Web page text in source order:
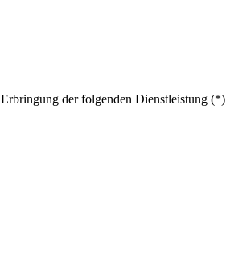
der folgenden Dienstleistung (*)